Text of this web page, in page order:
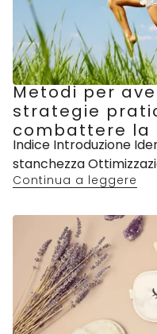
Metodi per
strategie
combattere la
Indice Introduzione
stanchezza
Continua a leggere